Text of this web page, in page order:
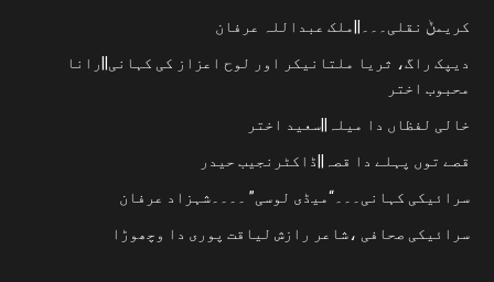
کریمݨ نقلی۔۔۔||ملک عبداللہ عرفان
دیپک راگ، ثریا ملتانیکر اور لوح اعزاز کی کہانی||رانا
محبوب اختر
خالی لفظاں دا میلہ||سعید اختر
قصے توں پہلے دا قصہ||ڈاکٹرنجیب حیدر
سرائیکی کہانی۔۔۔“میڈی لوسی” ۔۔۔۔شہزاد عرفان
سرائیکی صحافی ،شاعر رازش لیاقت پوری دا وچھوڑا